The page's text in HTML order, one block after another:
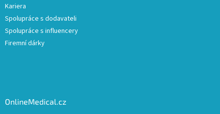
Kariera
Spolupráce s dodavateli
Spolupráce s influencery
Firemní dárky
OnlineMedical.cz